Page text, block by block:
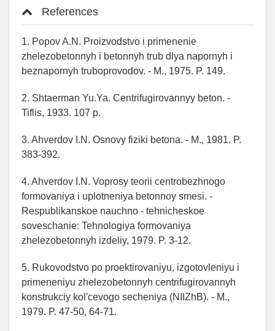
References
1. Popov A.N. Proizvodstvo i primenenie
zhelezobetonnyh i betonnyh trub dlya napornyh i
beznapornyh truboprovodov. - M., 1975. P. 149.
2. Shtaerman Yu.Ya. Centrifugirovannyy beton. -
Tiflis, 1933. 107 p.
3. Ahverdov I.N. Osnovy fiziki betona. - M., 1981. P.
383-392.
4. Ahverdov I.N. Voprosy teorii centrobezhnogo
formovaniya i uplotneniya betonnoy smesi. -
Respublikanskoe nauchno - tehnicheskoe
soveschanie: Tehnologiya formovaniya
zhelezobetonnyh izdeliy, 1979. P. 3-12.
5. Rukovodstvo po proektirovaniyu, izgotovleniyu i
primeneniyu zhelezobetonnyh centrifugirovannyh
konstrukciy kol'cevogo secheniya (NIIZhB). - M.,
1979. P. 47-50, 64-71.